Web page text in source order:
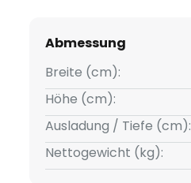
Abmessung
Breite (cm):
Höhe (cm):
Ausladung / Tiefe (cm):
Nettogewicht (kg):